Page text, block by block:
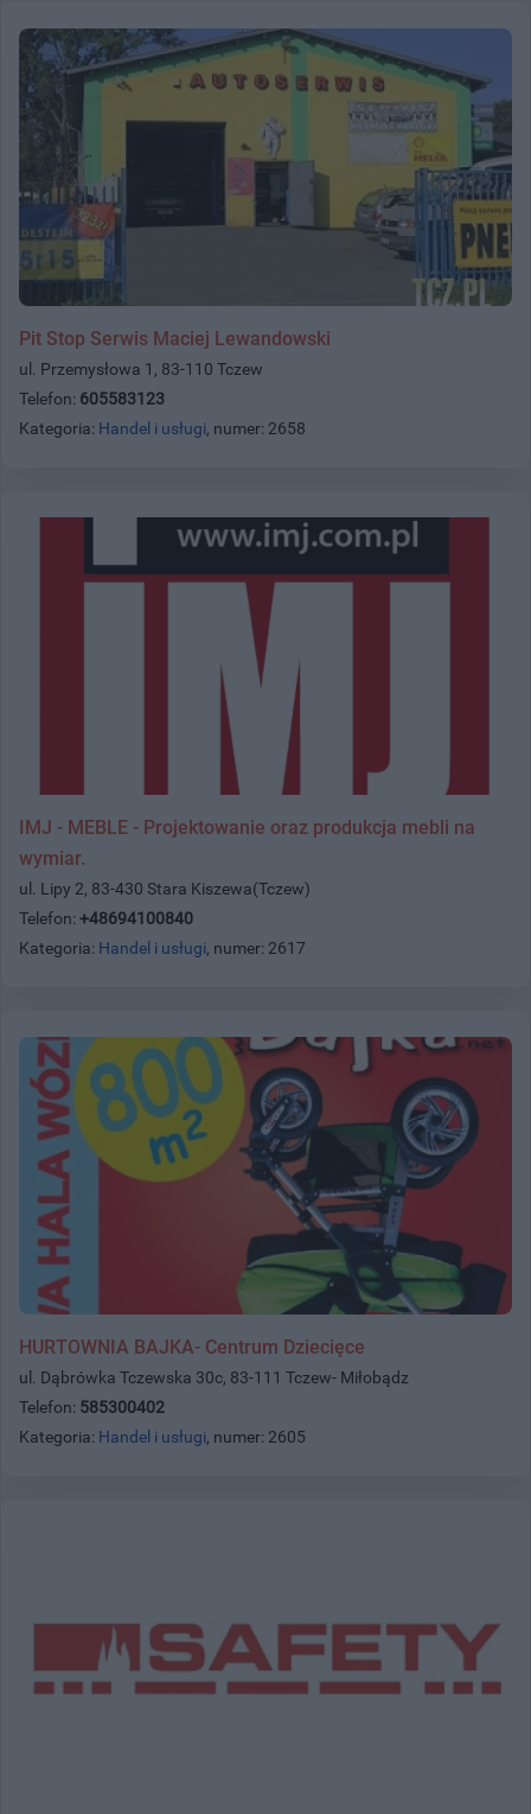
Pit Stop Serwis Maciej Lewandowski
ul. Przemysłowa 1, 83-110 Tczew
Telefon: 605583123
Kategoria: Handel i usługi, numer: 2658
IMJ - MEBLE - Projektowanie oraz produkcja mebli na
wymiar.
ul. Lipy 2, 83-430 Stara Kiszewa(Tczew)
Telefon: +48694100840
Kategoria: Handel i usługi, numer: 2617
HURTOWNIA BAJKA- Centrum Dziecięce
ul. Dąbrówka Tczewska 30c, 83-111 Tczew- Miłobądz
Telefon: 585300402
Kategoria: Handel i usługi, numer: 2605